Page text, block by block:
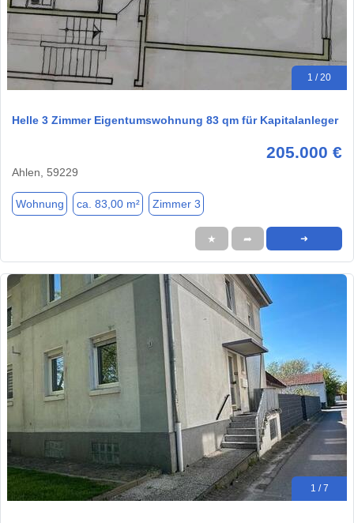
1 / 20
Helle 3 Zimmer Eigentumswohnung 83 qm für Kapitalanleger
205.000 €
Ahlen, 59229
Wohnung ca. 83,00 m² Zimmer 3
★ ➦ ➜
1 / 7